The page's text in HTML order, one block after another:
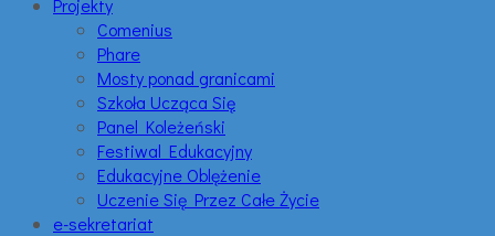
Projekty
Comenius
Phare
Mosty ponad granicami
Szkoła Ucząca Się
Panel Koleżeński
Festiwal Edukacyjny
Edukacyjne Oblężenie
Uczenie Się Przez Całe Życie
e-sekretariat